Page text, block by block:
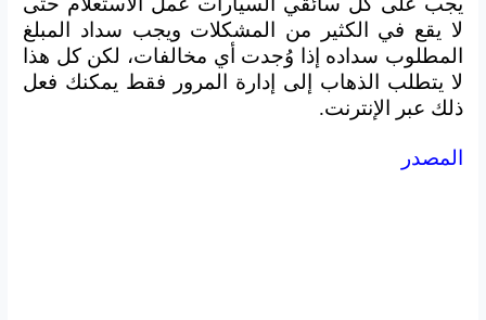
لا يقع في الكثير من المشكلات ويجب سداد المبلغ
المطلوب سداده إذا وُجدت أي مخالفات، لكن كل هذا
لا يتطلب الذهاب إلى إدارة المرور فقط يمكنك فعل
ذلك عبر الإنترنت.
المصدر